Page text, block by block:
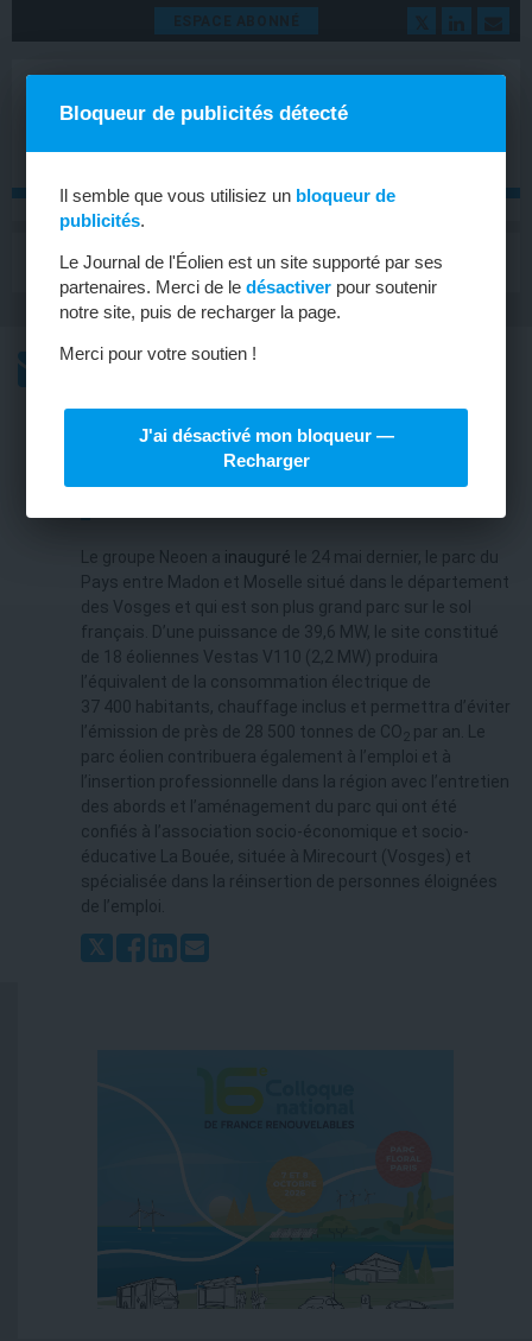
ESPACE ABONNÉ
MENU
L’ACTU
ÉOLIEN TERRESTRE
Un nouveau parc éolien dans les
Le groupe Neoen a inauguré le 24 mai dernier, le parc du
Pays entre Madon et Moselle situé dans le département
des Vosges et qui est son plus grand parc sur le sol
français. D’une puissance de 39,6 MW, le site constitué
de 18 éoliennes Vestas V110 (2,2 MW) produira
l’équivalent de la consommation électrique de
37 400 habitants, chauffage inclus et permettra d’éviter
l’émission de près de 28 500 tonnes de CO
par an. Le
parc éolien contribuera également à l’emploi et à
l’insertion professionnelle dans la région avec l’entretien
des abords et l’aménagement du parc qui ont été
confiés à l’association socio-économique et socio-
éducative La Bouée, située à Mirecourt (Vosges) et
spécialisée dans la réinsertion de personnes éloignées
de l’emploi.
Bloqueur de publicités détecté
Il semble que vous utilisiez un bloqueur de
publicités.
Le Journal de l'Éolien est un site supporté par ses
partenaires. Merci de ledésactiver pour soutenir
notre site, puis de recharger la page.
Merci pour votre soutien !
J'ai désactivé mon bloqueur —
Recharger